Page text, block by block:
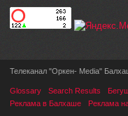
Телеканал "Оркен- Media"
Glossary Search Results
Реклама в Балхаше
Реклама